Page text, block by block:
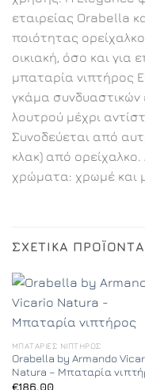
εταιρείας Orabella
ποιότητας
οικιακή, όσο και για
μπαταρία νιπτήρος
γκάμα
λουτρού μέχρι
Συνοδεύεται από
κλακ) από ορείχαλκο.
χρώματα: χρωμέ και
ΣΧΕΤΙΚΆ ΠΡΟΪΌΝΤΑ
ΜΠΑΤΑΡΊΕΣ ΝΙΠΤΉΡΟΣ
Orabella by Armando
Natura – Μπαταρία
€186,00